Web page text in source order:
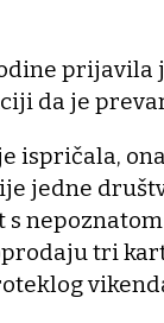
prijavila
da je
ispričala,
jedne
tri